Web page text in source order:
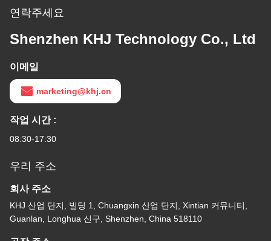
연락주세요
Shenzhen KHJ Technology Co., Ltd
이메일
marketing@khj.cn
작업 시간 :
08:30-17:30
우리 주소
회사 주소
KHJ 산업 단지, 빌딩 1, Chuangxin 산업 단지, Xintian 커뮤니티,
Guanlan, Longhua 신구, Shenzhen, China 518110